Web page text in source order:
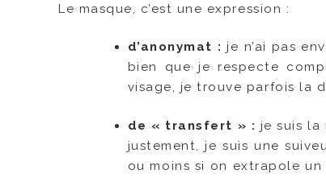
Le masque, c’est une expression :
d’anonymat : je n’ai pas
bien que je respecte
visage, je trouve parfois la
de « transfert » : je suis la
justement, je suis une
ou moins si on extrapole un